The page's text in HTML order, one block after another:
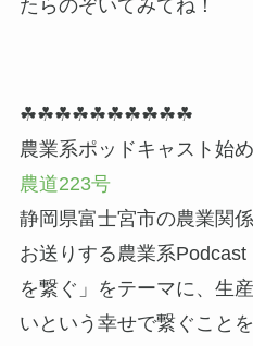
たらのぞいてみてね！
☘☘☘☘☘☘☘☘☘☘
農業系ポッドキャスト始め
農道223号
静岡県富士宮市の農業関
お送りする農業系
を繋ぐ」をテーマに、生
いという幸せで繋ぐこと